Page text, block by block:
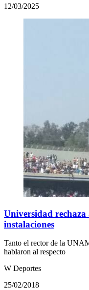
12/03/2025
Universidad rechaza
instalaciones
Tanto el rector de la
hablaron al respecto
W Deportes
25/02/2018